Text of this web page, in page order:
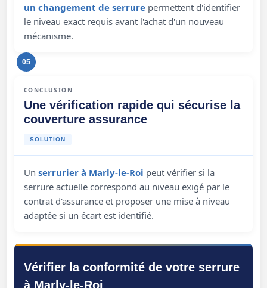
un changement de serrure permettent d'identifier
le niveau exact requis avant l'achat d'un nouveau
mécanisme.
05
CONCLUSION
Une vérification rapide qui sécurise la
couverture assurance
SOLUTION
Un serrurier à Marly-le-Roi peut vérifier si la
serrure actuelle correspond au niveau exigé par le
contrat d'assurance et proposer une mise à niveau
adaptée si un écart est identifié.
Vérifier la conformité de votre serrure
à Marly-le-Roi